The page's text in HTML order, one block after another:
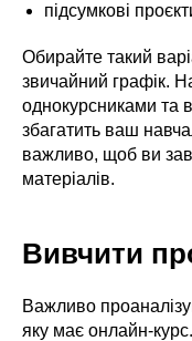
підсумкові
Обирайте такий
звичайний графік.
однокурсниками та
збагатить ваш
важливо, щоб ви
матеріалів.
Вивчити
Важливо
яку має онлайн-